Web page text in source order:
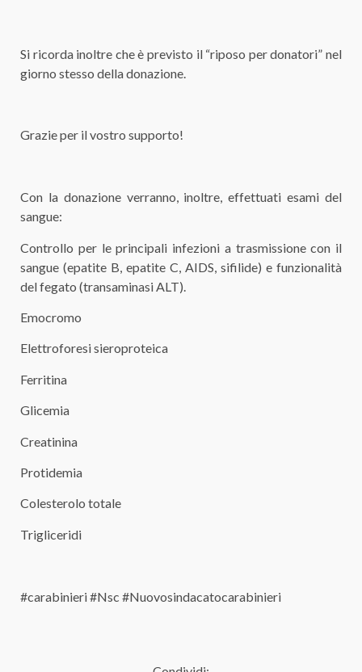
Si ricorda inoltre che è previsto il “riposo per donatori” nel
giorno stesso della donazione.
Grazie per il vostro supporto!
Con la donazione verranno, inoltre, effettuati esami del
sangue:
Controllo per le principali infezioni a trasmissione con il
sangue (epatite B, epatite C, AIDS, sifilide) e funzionalità
del fegato (transaminasi ALT).
Emocromo
Elettroforesi sieroproteica
Ferritina
Glicemia
Creatinina
Protidemia
Colesterolo totale
Trigliceridi
#carabinieri #Nsc #Nuovosindacatocarabinieri